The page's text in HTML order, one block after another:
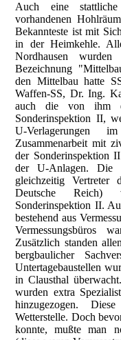
Auch eine
vorhandenen
Bekannteste ist mit
in der Heimkehle.
Nordhausen wurden
Bezeichnung
den Mittelbau hatte
Waffen-SS, Dr. Ing.
auch die von ihm
Sonderinspektion II,
U-Verlagerungen
Zusammenarbeit mit
der Sonderinspektion
der U-Anlagen. Die
gleichzeitig Vertreter
Deutsche Reich)
Sonderinspektion II.
bestehend aus
Vermessungsbüros
Zusätzlich standen
bergbaulicher
Untertagebaustellen
in Clausthal
wurden extra
hinzugezogen.
Wetterstelle. Doch
konnte, mußte man